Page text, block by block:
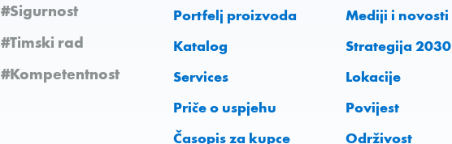
#Sigurnost
#Timski rad
#Kompetentnost
Portfelj proizvoda
Katalog
Services
Priče o uspjehu
Časopis za kupce
Mediji i novosti
Strategija 2030
Lokacije
Povijest
Održivost